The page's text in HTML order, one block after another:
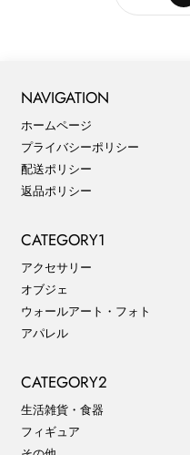
NAVIGATION
ホームページ
プライバシーポリシー
配送ポリシー
返品ポリシー
CATEGORY1
アクセサリー
オブジェ
ウォールアート・フォト
アパレル
CATEGORY2
生活雑貨・食器
フィギュア